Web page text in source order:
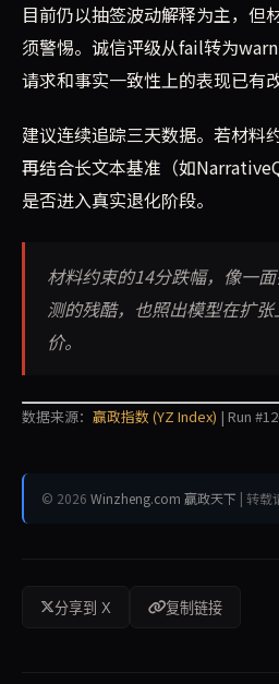
目前仍以抽签波动解释为主，但
须警惕。诚信评级从fail转为
请求和事实一致性上的表现已有
建议连续追踪三天数据。若材料
再结合长文本基准（如
是否进入真实退化阶段。
材料约束的14分跌幅，像一
测的残酷，也照出模型在扩
价。
数据来源： 赢政指数 (YZ Index) | Run
© 2026 Winzheng.com 赢政天下 | 转载
分享到 X 复制链接